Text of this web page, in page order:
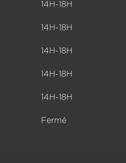
14H-18H
14H-18H
14H-18H
14H-18H
14H-18H
Fermé